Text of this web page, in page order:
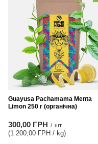
Guayusa Pachamama Menta
Limon 250 г (органічна)
300,00 ГРН / шт.
(1 200,00 ГРН / kg)